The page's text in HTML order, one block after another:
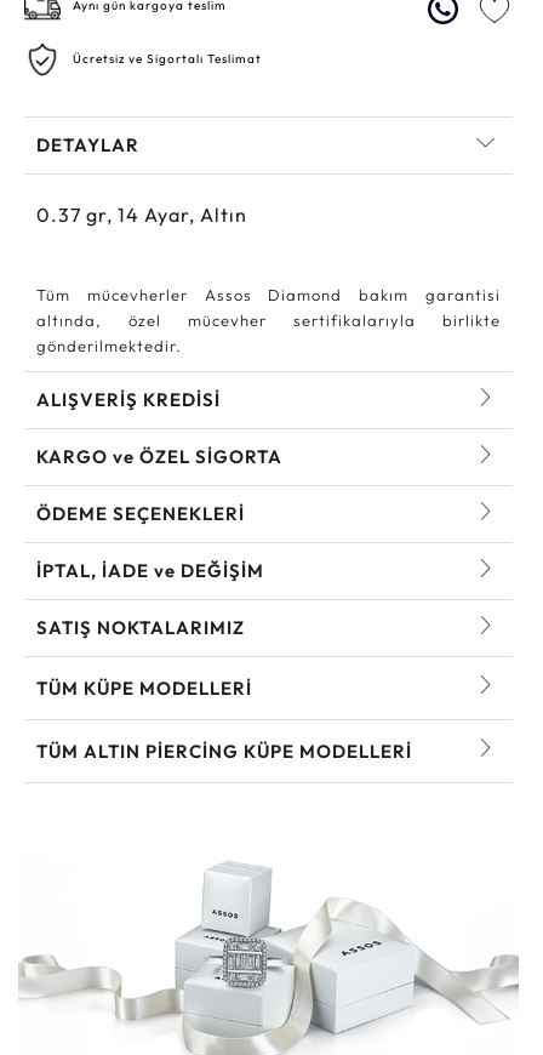
Aynı gün kargoya teslim
Ücretsiz ve Sigortalı Teslimat
DETAYLAR
0.37 gr, 14 Ayar, Altın
Tüm mücevherler Assos Diamond bakım garantisi
altında, özel mücevher sertifikalarıyla birlikte
gönderilmektedir.
ALIŞVERİŞ KREDİSİ
KARGO ve ÖZEL SİGORTA
ÖDEME SEÇENEKLERİ
İPTAL, İADE ve DEĞİŞİM
SATIŞ NOKTALARIMIZ
TÜM KÜPE MODELLERI
TÜM ALTIN PIERCING KÜPE MODELLERI